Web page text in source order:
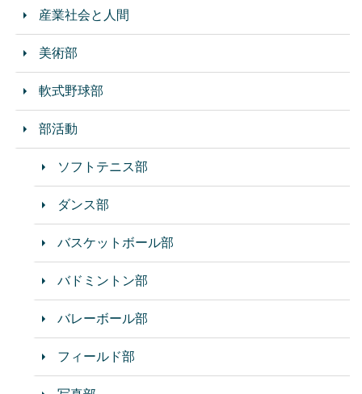
産業社会と人間
美術部
軟式野球部
部活動
ソフトテニス部
ダンス部
バスケットボール部
バドミントン部
バレーボール部
フィールド部